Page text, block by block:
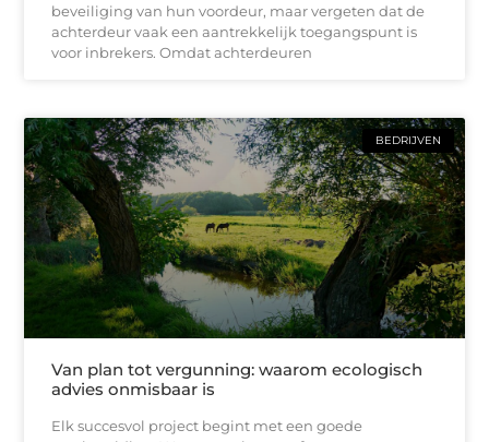
beveiliging van hun voordeur, maar vergeten dat de
achterdeur vaak een aantrekkelijk toegangspunt is
voor inbrekers. Omdat achterdeuren
BEDRIJVEN
Van plan tot vergunning: waarom ecologisch
advies onmisbaar is
Elk succesvol project begint met een goede